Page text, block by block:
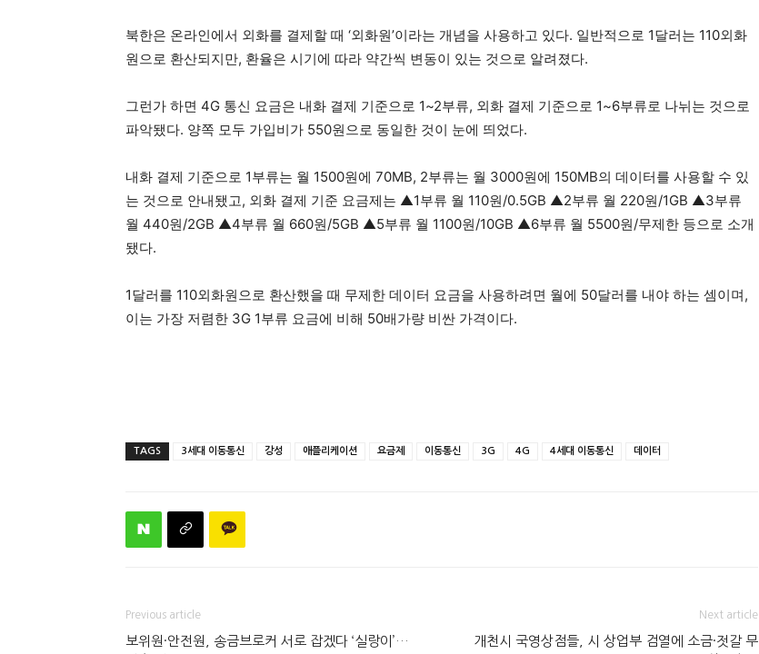
북한은 온라인에서 외화를 결제할 때 ‘외화원’이라는 개념을 사용하고 있다. 일반적으로 1달러는 110외화
원으로 환산되지만, 환율은 시기에 따라 약간씩 변동이 있는 것으로 알려졌다.
그런가 하면 4G 통신 요금은 내화 결제 기준으로 1~2부류, 외화 결제 기준으로 1~6부류로 나뉘는 것으로
파악됐다. 양쪽 모두 가입비가 550원으로 동일한 것이 눈에 띄었다.
내화 결제 기준으로 1부류는 월 1500원에 70MB, 2부류는 월 3000원에 150MB의 데이터를 사용할 수 있
는 것으로 안내됐고, 외화 결제 기준 요금제는 ▲1부류 월 110원/0.5GB ▲2부류 월 220원/1GB ▲3부류
월 440원/2GB ▲4부류 월 660원/5GB ▲5부류 월 1100원/10GB ▲6부류 월 5500원/무제한 등으로 소개
됐다.
1달러를 110외화원으로 환산했을 때 무제한 데이터 요금을 사용하려면 월에 50달러를 내야 하는 셈이며,
이는 가장 저렴한 3G 1부류 요금에 비해 50배가량 비싼 가격이다.
TAGS 3세대 이동통신 강성 애플리케이션 요금제 이동통신 3G 4G 4세대 이동통신 데이터
Previous article
보위원·안전원, 송금브로커 서로 잡겠다 ‘실랑이’…
Next article
개천시 국영상점들, 시 상업부 검열에 소금·젓갈 무